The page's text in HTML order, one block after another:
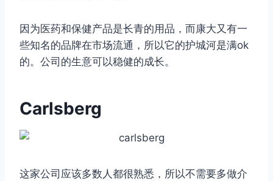
因为医药和保健产品是长青的用品，而康大又有一
些知名的品牌在市场流通，所以它的护城河是满ok
的。公司的生意可以稳健的成长。
Carlsberg
这家公司应该多数人都很熟悉，所以不需要多做介